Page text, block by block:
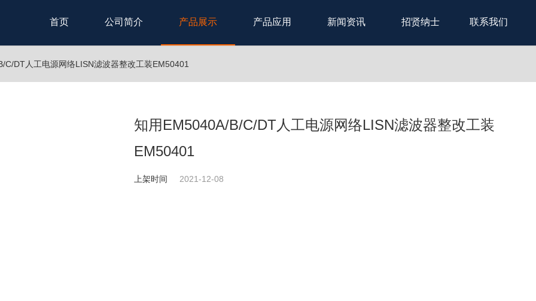
首页 公司简介 产品展示 产品应用 新闻资讯 招贤纳士 联系我们
C/DT人工电源网络LISN滤波器整改工装EM50401
知用EM5040A/B/C/DT人工电源网络LISN滤波器整改工装
EM50401
上架时间 2021-12-08